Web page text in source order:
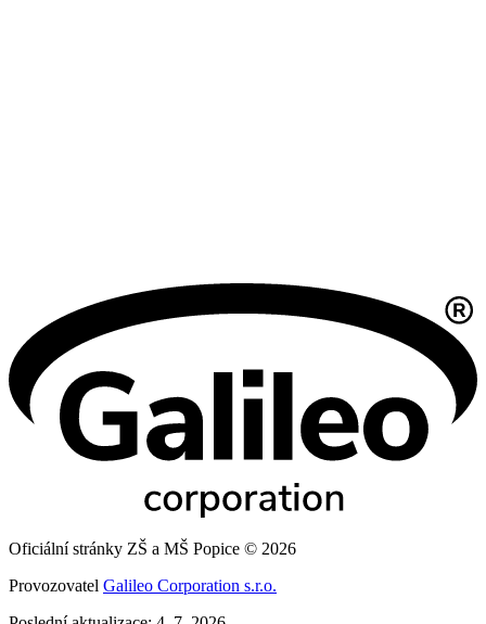
Oficiální stránky ZŠ a MŠ Popice © 2026
Provozovatel Galileo Corporation s.r.o.